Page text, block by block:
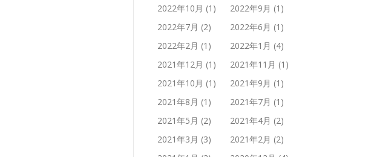
2022年10月 (1) 2022年9月 (1)
2022年7月 (2) 2022年6月 (1)
2022年2月 (1) 2022年1月 (4)
2021年12月 (1) 2021年11月 (1)
2021年10月 (1) 2021年9月 (1)
2021年8月 (1) 2021年7月 (1)
2021年5月 (2) 2021年4月 (2)
2021年3月 (3) 2021年2月 (2)